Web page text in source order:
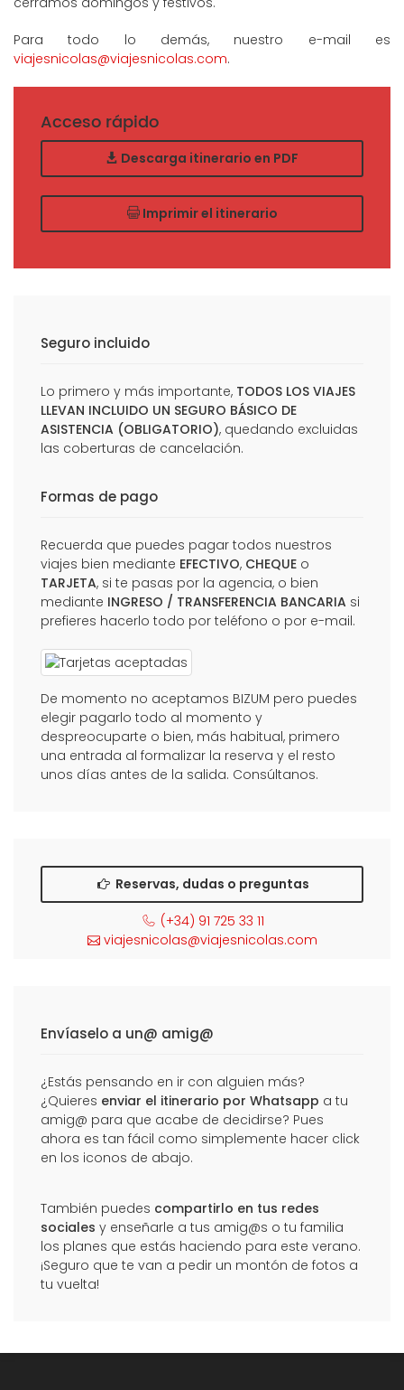
Para todo lo demás, nuestro e-mail es
viajesnicolas@viajesnicolas.com.
Acceso rápido
Descarga itinerario en PDF
Imprimir el itinerario
Seguro incluido
Lo primero y más importante, TODOS LOS VIAJES
LLEVAN INCLUIDO UN SEGURO BÁSICO DE
ASISTENCIA (OBLIGATORIO), quedando excluidas
las coberturas de cancelación.
Formas de pago
Recuerda que puedes pagar todos nuestros
viajes bien mediante EFECTIVO, CHEQUE o
TARJETA, si te pasas por la agencia, o bien
mediante INGRESO / TRANSFERENCIA BANCARIA si
prefieres hacerlo todo por teléfono o por e-mail.
De momento no aceptamos BIZUM pero puedes
elegir pagarlo todo al momento y
despreocuparte o bien, más habitual, primero
una entrada al formalizar la reserva y el resto
unos días antes de la salida. Consúltanos.
Reservas, dudas o preguntas
(+34) 91 725 33 11
viajesnicolas@viajesnicolas.com
Envíaselo a un@ amig@
¿Estás pensando en ir con alguien más?
¿Quieres enviar el itinerario por Whatsapp a tu
amig@ para que acabe de decidirse? Pues
ahora es tan fácil como simplemente hacer click
en los iconos de abajo.
También puedes compartirlo en tus redes
sociales y enseñarle a tus amig@s o tu familia
los planes que estás haciendo para este verano.
¡Seguro que te van a pedir un montón de fotos a
tu vuelta!